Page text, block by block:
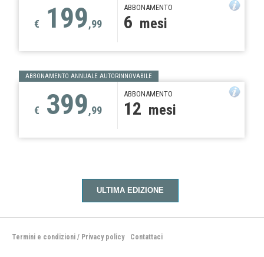
€ 199,99
ABBONAMENTO
6 mesi
€ 399,99
ABBONAMENTO
12 mesi
ABBONAMENTO ANNUALE AUTORINNOVABILE
ULTIMA EDIZIONE
Termini e condizioni / Privacy policy Contattaci